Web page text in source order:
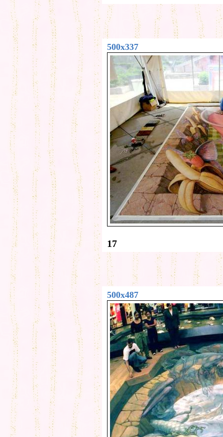
500x337
17
500x487